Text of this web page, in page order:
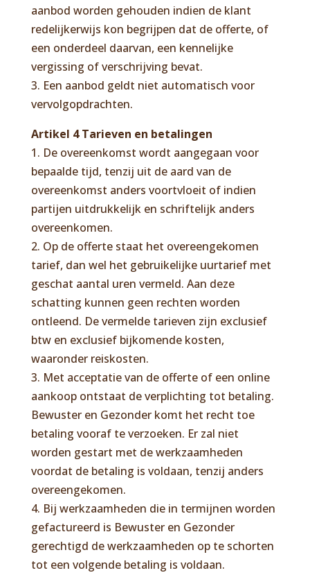
aanbod worden gehouden indien de klant
redelijkerwijs kon begrijpen dat de offerte, of
een onderdeel daarvan, een kennelijke
vergissing of verschrijving bevat.
3. Een aanbod geldt niet automatisch voor
vervolgopdrachten.
Artikel 4 Tarieven en betalingen
1. De overeenkomst wordt aangegaan voor
bepaalde tijd, tenzij uit de aard van de
overeenkomst anders voortvloeit of indien
partijen uitdrukkelijk en schriftelijk anders
overeenkomen.
2. Op de offerte staat het overeengekomen
tarief, dan wel het gebruikelijke uurtarief met
geschat aantal uren vermeld. Aan deze
schatting kunnen geen rechten worden
ontleend. De vermelde tarieven zijn exclusief
btw en exclusief bijkomende kosten,
waaronder reiskosten.
3. Met acceptatie van de offerte of een online
aankoop ontstaat de verplichting tot betaling.
Bewuster en Gezonder komt het recht toe
betaling vooraf te verzoeken. Er zal niet
worden gestart met de werkzaamheden
voordat de betaling is voldaan, tenzij anders
overeengekomen.
4. Bij werkzaamheden die in termijnen worden
gefactureerd is Bewuster en Gezonder
gerechtigd de werkzaamheden op te schorten
tot een volgende betaling is voldaan.